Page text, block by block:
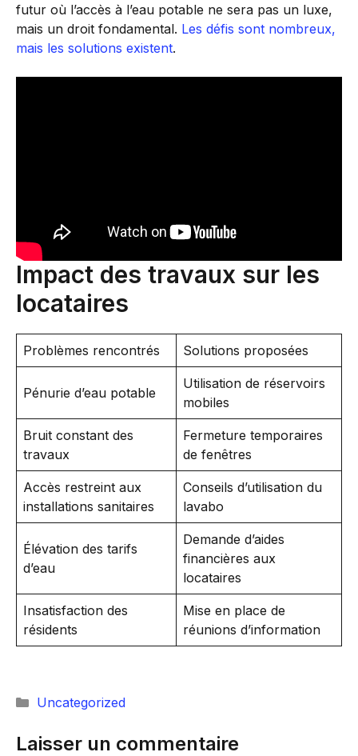
futur où l’accès à l’eau potable ne sera pas un luxe,
mais un droit fondamental. Les défis sont nombreux,
mais les solutions existent.
Impact des travaux sur les
locataires
Problèmes rencontrés Solutions proposées
Pénurie d’eau potable
Utilisation de réservoirs
mobiles
Bruit constant des
travaux
Fermeture temporaires
de fenêtres
Accès restreint aux
installations sanitaires
Conseils d’utilisation du
lavabo
Élévation des tarifs
d’eau
Demande d’aides
financières aux
locataires
Insatisfaction des
résidents
Mise en place de
réunions d’information
Catégories
Uncategorized
Laisser un commentaire